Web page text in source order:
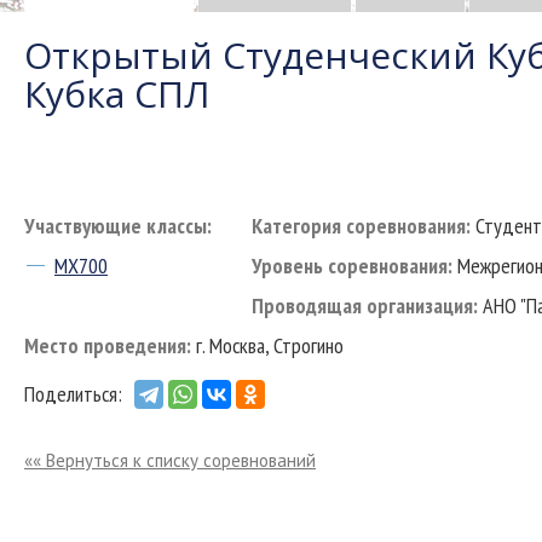
Открытый Студенческий
Кубка СПЛ
Участвующие классы:
MX700
Категория соревнования:
Уровень соревнования:
Проводящая организация:АНО
Место проведения:г. Москва, Строгино
Поделиться:
«« Вернуться к списку соревнований